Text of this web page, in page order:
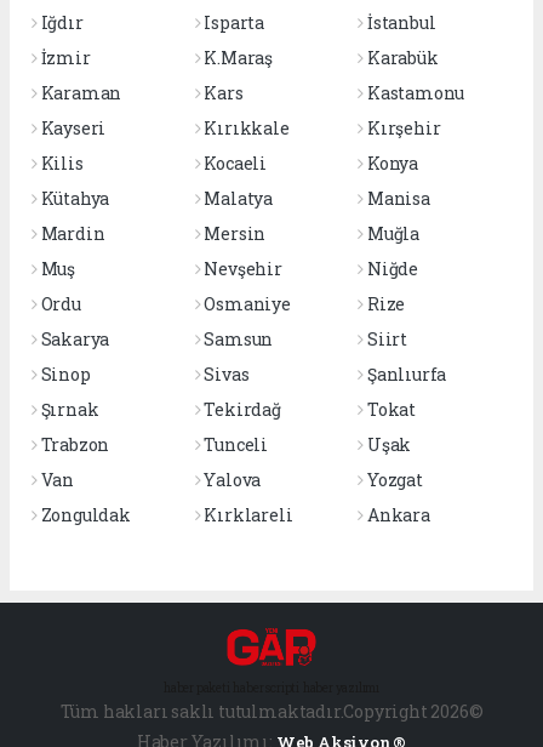
Iğdır
Isparta
İstanbul
İzmir
K.Maraş
Karabük
Karaman
Kars
Kastamonu
Kayseri
Kırıkkale
Kırşehir
Kilis
Kocaeli
Konya
Kütahya
Malatya
Manisa
Mardin
Mersin
Muğla
Muş
Nevşehir
Niğde
Ordu
Osmaniye
Rize
Sakarya
Samsun
Siirt
Sinop
Sivas
Şanlıurfa
Şırnak
Tekirdağ
Tokat
Trabzon
Tunceli
Uşak
Van
Yalova
Yozgat
Zonguldak
Kırklareli Ankara
Tüm hakları saklı tutulmaktadır.Copyright 2026©
Haber Yazılımı: Web Aksiyon ®